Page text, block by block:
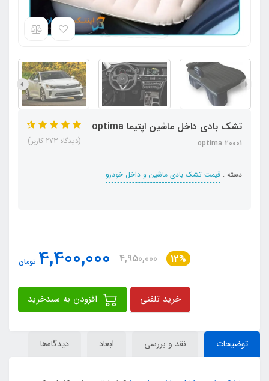
تشک بادی داخل ماشین اپتیما optima
optima 20001
دسته : قیمت تشک بادی ماشین و داخل خودرو
(دیدگاه 273 کاربر)
12%
4,950,000
4,400,000 تومان
خرید تلفنی
توضیحات نقد و بررسی ابعاد دیدگاه‌ها